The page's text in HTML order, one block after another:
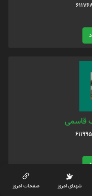
قاسمی
شهدای امروز صفحات امروز